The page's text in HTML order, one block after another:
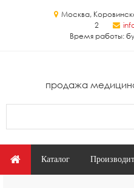
Москва,
2
Время работы:
продажа
Главное меню
Каталог